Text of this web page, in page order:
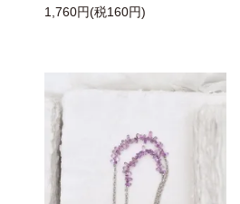
1,760円(税160円)